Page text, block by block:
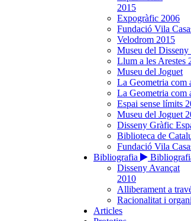
2015
Expogràfic 2006
Fundació Vila
Velodrom 2015
Museu del Disseny
Llum a les Arestes
Museu del Joguet
La Geometria com
La Geometria com
Espai sense límits
Museu del Joguet
Disseny Gràfic
Biblioteca de
Fundació Vila
Bibliografia
Disseny Avançat
2010
Alliberament a
Racionalitat i
Articles